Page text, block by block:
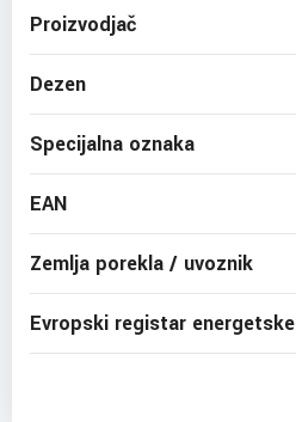
Proizvodjač
Dezen
Specijalna oznaka
EAN
Zemlja porekla / uvoznik
Evropski registar